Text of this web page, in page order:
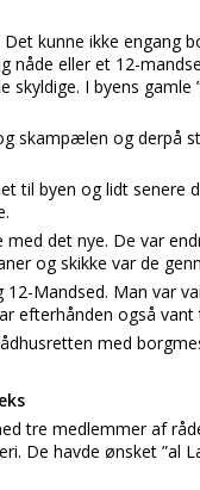
kunne ikke engang
nåde eller et 12-
I byens
skampælen og derpå
til byen og lidt senere
med det nye. De var
og skikke var de
Mandsed. Man var
efterhånden også vant
med
tre medlemmer af
De havde ønsket ”al